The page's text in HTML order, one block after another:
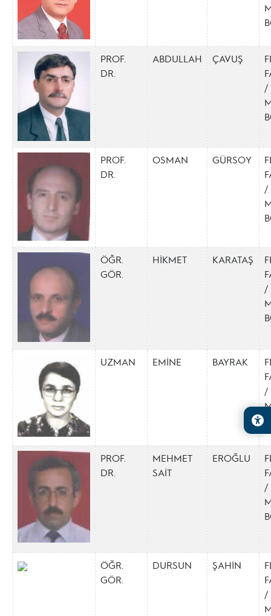
PROF.
DR.
ABDULLAH ÇAVUŞ
/
PROF.
DR.
OSMAN GÜRSOY
/
ÖĞR.
GÖR.
HİKMET KARATAŞ
/
UZMAN EMİNE BAYRAK
/
PROF.
DR.
MEHMET
SAİT
EROĞLU
/
ÖĞR.
GÖR.
DURSUN ŞAHİN
/